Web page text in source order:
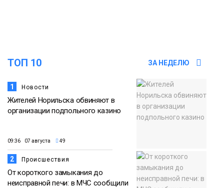
ТОП 10 ЗА НЕДЕЛЮ
1 Новости
Жителей Норильска обвиняют в
организации подпольного казино
09:36 07 августа 49
2 Происшествия
От короткого замыкания до
неисправной печи: в МЧС сообщили